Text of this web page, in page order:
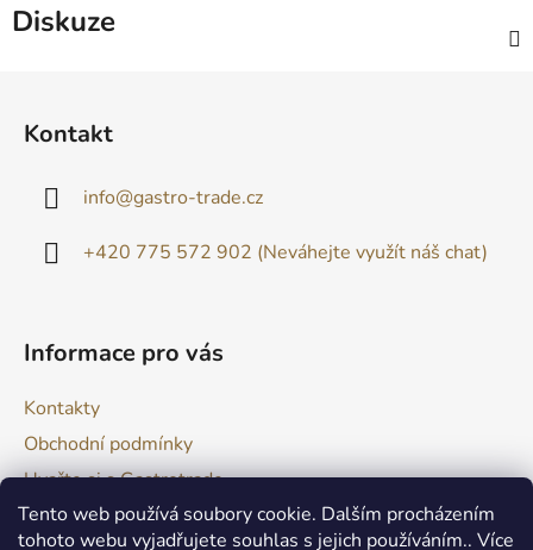
Tento web používá soubory cookie. Dalším procházením
tohoto webu vyjadřujete souhlas s jejich používáním.. Více
Diskuze
Kontakt
info@gastro-trade.cz
+420 775 572 902 (Neváhejte využít náš chat)
Informace pro vás
Kontakty
Obchodní podmínky
Uvařte si s Gastrotrade
Naše produkty - Tipy a triky